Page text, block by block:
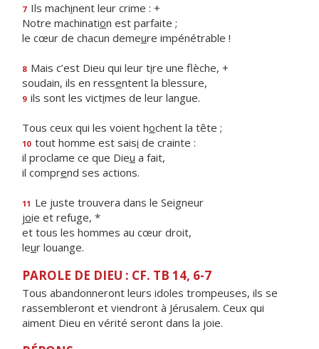
7 Ils machinent leur crime : +
Notre machination est parfaite ;
le cœur de chacun demeure impénétrable !
8 Mais c’est Dieu qui leur tire une flèche, +
soudain, ils en ressentent la blessure,
9 ils sont les victimes de leur langue.
Tous ceux qui les voient hochent la tête ;
10 tout homme est saisi de crainte :
il proclame ce que Dieu a fait,
il comprend ses actions.
11 Le juste trouvera dans le Seigneur
joie et refuge, *
et tous les hommes au cœur droit,
leur louange.
PAROLE DE DIEU : CF. TB 14, 6-7
Tous abandonneront leurs idoles trompeuses, ils se
rassembleront et viendront à Jérusalem. Ceux qui
aiment Dieu en vérité seront dans la joie.